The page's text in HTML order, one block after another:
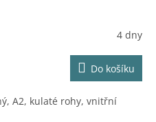
R
M
A
4 dny
Do košíku
A2, kulaté rohy, vnitřní